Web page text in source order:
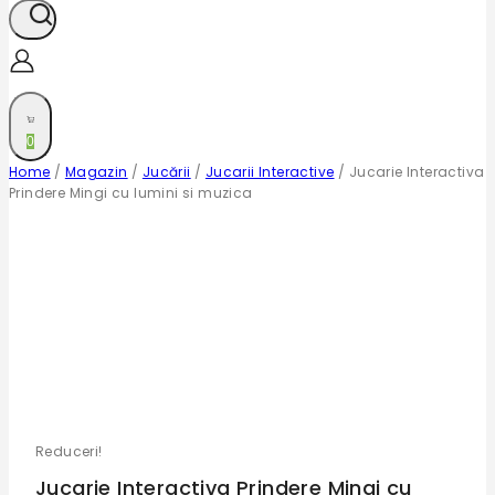
0
Home / Magazin / Jucării / Jucarii Interactive / Jucarie Interactiva
Prindere Mingi cu lumini si muzica
Reduceri!
Jucarie Interactiva Prindere Mingi cu